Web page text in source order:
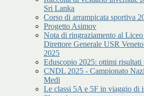
Sri Lanka
Corso di arrampicata sportiva
Progetto Asimov
Nota di ringraziamento al
Direttore Generale USR
2025
Eduscopio 2025: ottimi
CNDL 2025 - Campionato
Medi
Le classi 5A e 5F in viaggio di